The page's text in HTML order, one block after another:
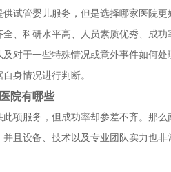
试管婴儿服务，但是选择哪家医院
、科研水平高、人员素质优秀、成
对于一些特殊情况或意外事件如何
身情况进行判断。
院有哪些
项服务，但成功率却参差不齐。那
并且设备、技术以及专业团队实力也